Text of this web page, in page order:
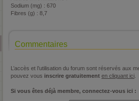
Sodium (mg) : 670
Fibres (g) : 8,7
Commentaires
L’accès et l’utilisation du forum sont réservés aux
pouvez vous inscrire gratuitement en cliquant ici
Si vous êtes déjà membre, connectez-vous ici :